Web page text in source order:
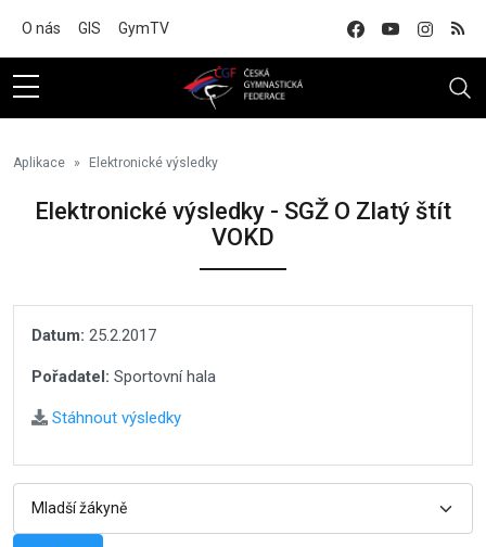
O nás GIS GymTV
Aplikace Elektronické výsledky
Elektronické výsledky - SGŽ O Zlatý štít
VOKD
Datum: 25.2.2017
Pořadatel: Sportovní hala
Stáhnout výsledky